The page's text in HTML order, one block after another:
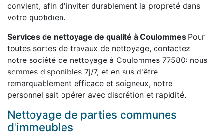
convient, afin d'inviter durablement la propreté dans
votre quotidien.
Services de nettoyage de qualité à Coulommes Pour
toutes sortes de travaux de nettoyage, contactez
notre société de nettoyage à Coulommes 77580: nous
sommes disponibles 7j/7, et en sus d'être
remarquablement efficace et soigneux, notre
personnel sait opérer avec discrétion et rapidité.
Nettoyage de parties communes
d'immeubles